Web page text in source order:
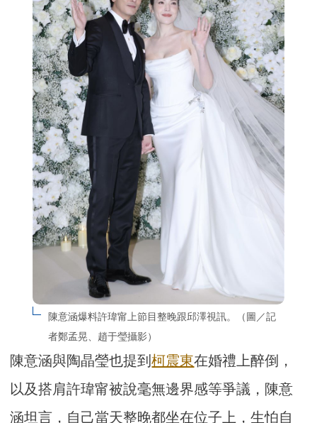
陳意涵爆料許瑋甯上節目整晚跟邱澤視訊。（圖／記
者鄭孟晃、趙于瑩攝影）
陳意涵與陶晶瑩也提到柯震東在婚禮上醉倒，
以及搭肩許瑋甯被說毫無邊界感等爭議，陳意
涵坦言，自己當天整晚都坐在位子上，生怕自